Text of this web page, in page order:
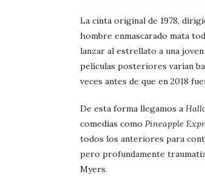
La cinta original de 1978,
hombre enmascarado mata
lanzar al estrellato a una
películas posteriores varían
veces antes de que en 2018
De esta forma llegamos a
comedias como Pineapple
todos los anteriores para
pero profundamente
Myers.